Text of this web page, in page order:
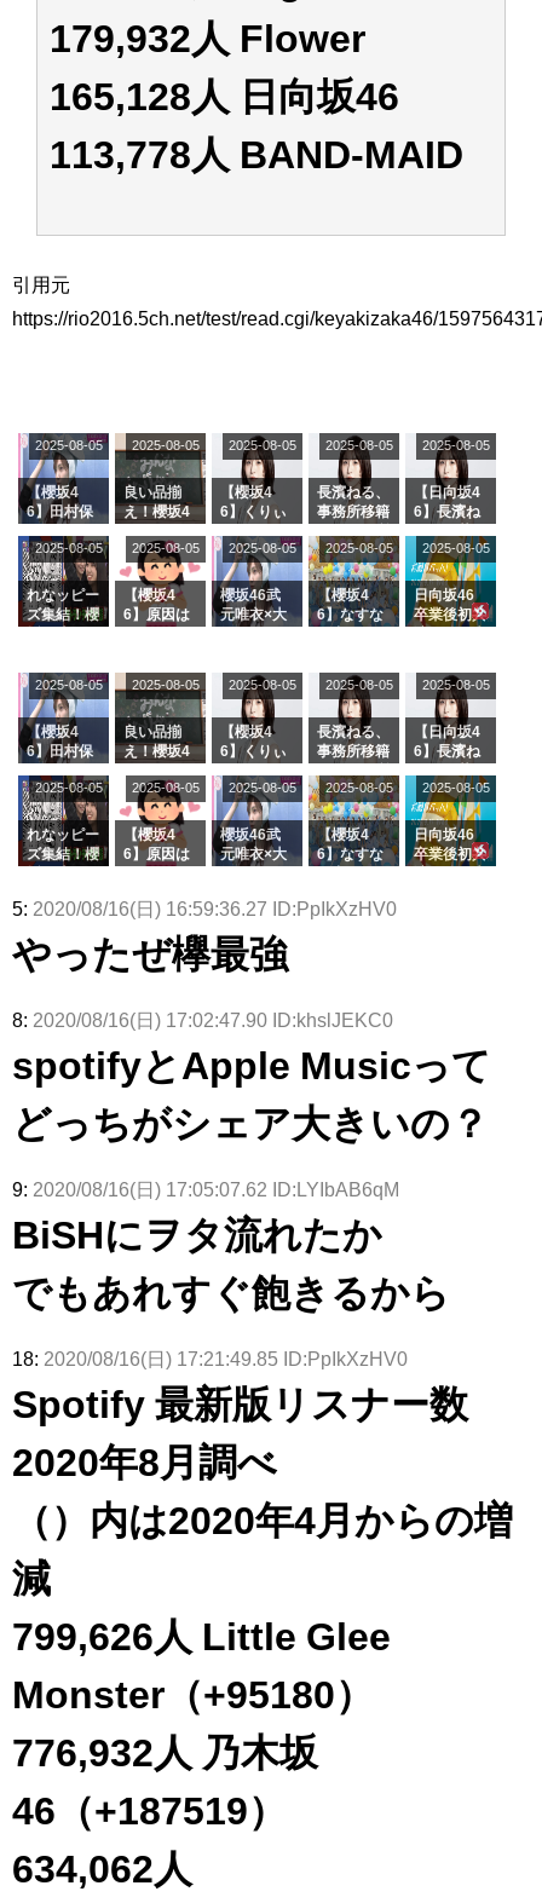
179,932人 Flower
165,128人 日向坂46
113,778人 BAND-MAID
引用元
https://rio2016.5ch.net/test/read.cgi/keyakizaka46/
【櫻坂4
6】田村保
ージを脱い
でいた理由
2025-08-05
良い品揃
え！櫻坂4
グル『Mak
e or Brea
k』オフィ
シャルグッ
ズ絶賛販売
2025-08-05
【櫻坂4
6】くりぃ
の2人を手
玉に取る大
沼晶保【く
りぃむナン
タラ】
2025-08-05
長濱ねる、
事務所移籍
属を発表
2025-08-05
【日向坂4
6】長濱ね
ら移籍しフ
ラーム所属
に。これで
事務所に所
属している
がこちら
2025-08-05
れなッピー
ズ集結！櫻
理子、8/6
「ラヴィッ
ト！」水曜
スタジオ出
演決定
2025-08-05
【櫻坂4
6】原因は
uddiesを
ざわつかせ
る...
2025-08-05
櫻坂46武
元唯衣×大
カップお姉
さんに恐怖
【くりぃむ
ナンタラ】
2025-08-05
【櫻坂4
6】なすな
2曲目っ
て...【ラヴ
ィット 東
京ドーム公
演】
2025-08-05
日向坂46
卒業後初共
師匠オード
リー若林さ
んと再会し
た結果･･･
【激レアさ
きた。】
2025-08-05
【櫻坂4
6】田村保
ージを脱い
でいた理由
2025-08-05
良い品揃
え！櫻坂4
グル『Mak
e or Brea
k』オフィ
シャルグッ
ズ絶賛販売
2025-08-05
【櫻坂4
6】くりぃ
の2人を手
玉に取る大
沼晶保【く
りぃむナン
タラ】
2025-08-05
長濱ねる、
事務所移籍
属を発表
2025-08-05
【日向坂4
6】長濱ね
ら移籍しフ
ラーム所属
に。これで
事務所に所
属している
2025-08-05
れなッピー
ズ集結！櫻
理子、8/6
ト！」水曜
スタジオ出
2025-08-05
【櫻坂4
6】原因は
uddiesを
ざわつかせ
る...
2025-08-05
櫻坂46武
元唯衣×大
カップお姉
さんに恐怖
【くりぃむ
ナンタラ】
2025-08-05
【櫻坂4
6】なすな
2曲目っ
2025-08-05
日向坂46
卒業後初共
2025-08-05
5: 2020/08/16(日) 16:59:36.27 ID:PpIkXzHV0
やったぜ欅最強
8: 2020/08/16(日) 17:02:47.90 ID:khslJEKC0
spotifyとApple Musicって
どっちがシェア大きいの？
9: 2020/08/16(日) 17:05:07.62 ID:LYIbAB6qM
BiSHにヲタ流れたか
でもあれすぐ飽きるから
18: 2020/08/16(日) 17:21:49.85 ID:PpIkXzHV0
Spotify 最新版リスナー数
2020年8月調べ
（）内は2020年4月からの増
減
799,626人 Little Glee
Monster（+95180）
776,932人 乃木坂
46（+187519）
634,062人